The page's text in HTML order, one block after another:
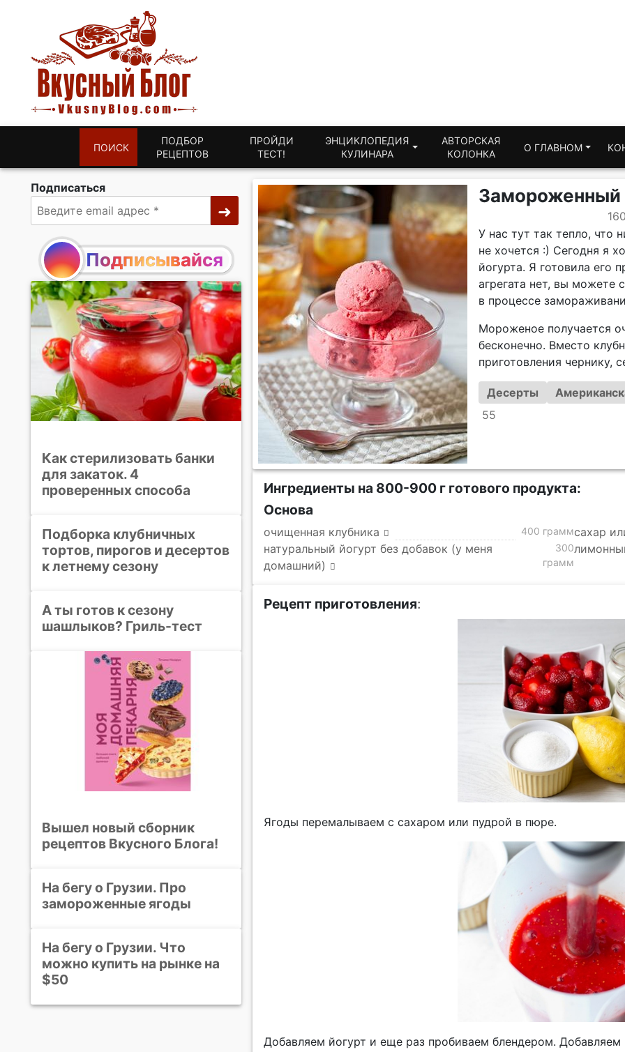
ПОИСК
ПОДБОР
РЕЦЕПТОВ
ПРОЙДИ
ТЕСТ!
ЭНЦИКЛОПЕДИЯ
КУЛИНАРА
АВТОРСКАЯ
КОЛОНКА
О ГЛАВНОМ
Замороженный
У нас тут так тепло, что
не хочется :) Сегодня я
йогурта. Я готовила его
агрегата нет, вы можете
в процессе
Мороженое получается
бесконечно. Вместо
приготовления чернику,
Десерты
55
Ингредиенты на 800-900 г готового продукта:
Основа
очищенная клубника 400 граммсахар
натуральный йогурт без добавок (у меня
домашний)
300
грамм
Рецепт приготовления:
Ягоды перемалываем с сахаром или пудрой в пюре.
Добавляем йогурт и еще раз пробиваем блендером.
Подписаться
Подписывайся
Как стерилизовать банки
для закаток. 4
проверенных способа
Подборка клубничных
тортов, пирогов и десертов
к летнему сезону
А ты готов к сезону
шашлыков? Гриль-тест
Вышел новый сборник
рецептов Вкусного Блога!
На бегу о Грузии. Про
замороженные ягоды
На бегу о Грузии. Что
можно купить на рынке на
$50